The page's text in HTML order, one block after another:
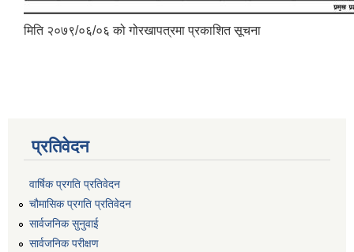
मिति २०७९/०६/०६ को गोरखापत्रमा प्रकाशित सूचना
प्रतिवेदन
वार्षिक प्रगति प्रतिवेदन
चौमासिक प्रगति प्रतिवेदन
सार्वजनिक सुनुवाई
सार्वजनिक परीक्षण